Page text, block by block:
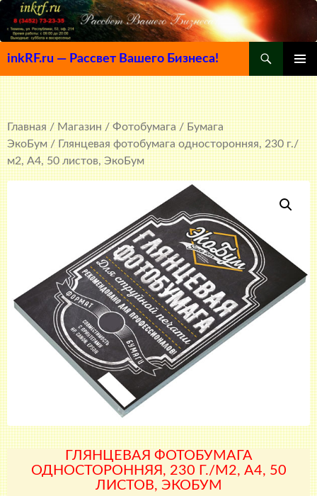
inkRF.ru — Рассвет Вашего Бизнеса!
МЕНЮ
К
СОДЕРЖИМОМУ
Главная/Магазин/Фотобумага/Бумага
ЭкоБум/ Глянцевая фотобумага односторонняя, 230 г./
м2, A4, 50 листов, ЭкоБум
ГЛЯНЦЕВАЯ ФОТОБУМАГА
ОДНОСТОРОННЯЯ, 230 Г./М2, A4, 50
ЛИСТОВ, ЭКОБУМ